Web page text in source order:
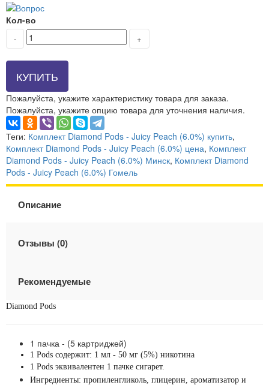
Кол-во
- +
КУПИТЬ
Пожалуйста, укажите характеристику товара для заказа.
Пожалуйста, укажите опцию товара для уточнения наличия.
Теги: Комплект Diamond Pods - Juicy Peach (6.0%) купить,
Комплект Diamond Pods - Juicy Peach (6.0%) цена, Комплект
Diamond Pods - Juicy Peach (6.0%) Минск, Комплект Diamond
Pods - Juicy Peach (6.0%) Гомель
Описание
Отзывы (0)
Рекомендуемые
Diamond Pods
1 пачка - (5 картриджей)
1 Pods содержит: 1 мл - 50 мг (5%) никотина
1 Pods эквивалентен 1 пачке сигарет.
Ингредиенты: пропиленгликоль, глицерин, ароматизатор и